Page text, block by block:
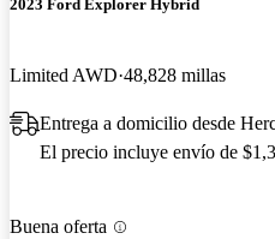
2023 Ford Explorer Hybrid
Limited AWD 48,828 millas
Entrega a domicilio desde
El precio incluye envío de
Buena oferta